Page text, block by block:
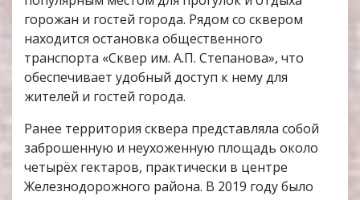
горожан и гостей города. Рядом со сквером
находится остановка общественного
транспорта «Сквер им. А.П. Степанова», что
обеспечивает удобный доступ к нему для
жителей и гостей города.
Ранее территория сквера представляла собой
заброшенную и неухоженную площадь около
четырёх гектаров, практически в центре
Железнодорожного района. В 2019 году было